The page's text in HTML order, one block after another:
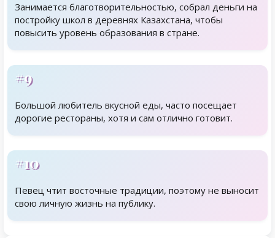
Занимается благотворительностью, собрал деньги на
постройку школ в деревнях Казахстана, чтобы
повысить уровень образования в стране.
#9
Большой любитель вкусной еды, часто посещает
дорогие рестораны, хотя и сам отлично готовит.
#10
Певец чтит восточные традиции, поэтому не выносит
свою личную жизнь на публику.
Родственники